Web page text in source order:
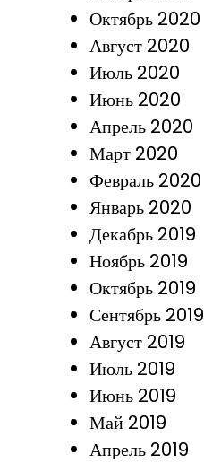
Октябрь 2020
Август 2020
Июль 2020
Июнь 2020
Апрель 2020
Март 2020
Февраль 2020
Январь 2020
Декабрь 2019
Ноябрь 2019
Октябрь 2019
Сентябрь 2019
Август 2019
Июль 2019
Июнь 2019
Май 2019
Апрель 2019